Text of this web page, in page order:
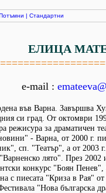
| Стандартни
ЕЛИЦА
e-mail :
във Варна. Завършва
си град. От октомври
режисура за драматичен
- Варна, от 2000 г.
сп. "Театър", а от 2003
лято". През 2002
конкурс "Боян
с пиесата "Криза в Рая"
"Нова българска